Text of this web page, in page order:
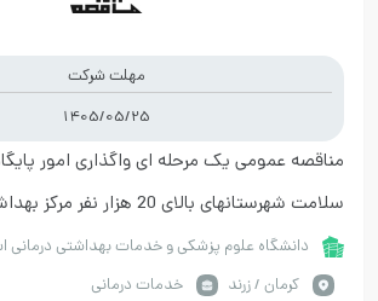
مهلت شرکت
1405/05/25
مناقصه عمومی یک مرحله ای واگذاری امور
سلامت شهرستانهای بالای 20 هزار نفر مرکز بهداشت شهرستان زرند
دانشگاه علوم پزشکی و خدمات بهداشتی درمانی
كرمان / زرند
خدمات درمانی